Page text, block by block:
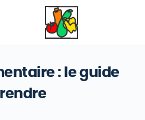
: le guide